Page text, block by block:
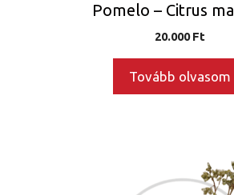
Pomelo – Citrus
20.000Ft
Tovább olvasom